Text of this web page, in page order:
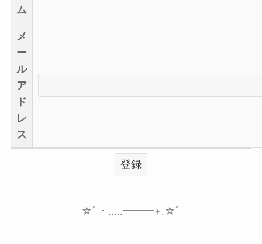
ム
メ
ー
ル
ア
ド
レ
ス
☆ﾟ・‥…━━━+.☆ﾟ